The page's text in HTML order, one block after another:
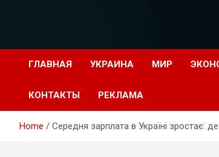
ГЛАВНАЯ УКРАИНА МИР
КОНТАКТЫ РЕКЛАМА
Home Середня зарплата в Україні зростає: